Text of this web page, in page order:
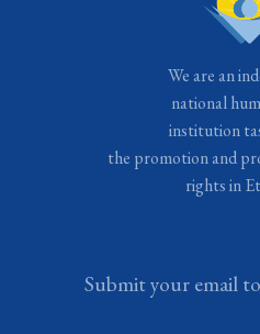
We are an
national
institution
the promotion and
rights in
Submit your email